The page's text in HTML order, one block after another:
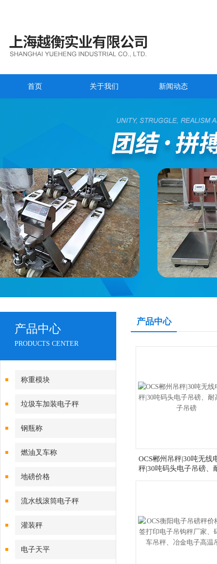
首页 关于我们 新闻动态
产品中心
PRODUCTS CENTER
称重模块
垃圾车加装电子秤
钢瓶称
燃油叉车称
地磅价格
流水线滚筒电子秤
灌装秤
电子天平
产品中心
OCS郴州吊秤|30吨无线
秤|30吨码头电子吊磅、